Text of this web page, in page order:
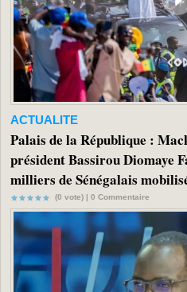
ACTUALITE
Palais de la République :
président Bassirou Diomaye
milliers de Sénégalais
(0 vote) | 0 Commentaire